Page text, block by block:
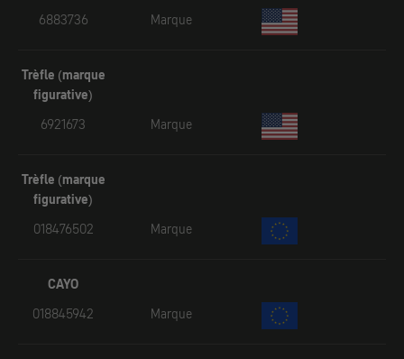
6883736
Marque
Trèfle (marque
figurative)
6921673
Marque
Trèfle (marque
figurative)
018476502
Marque
CAYO
018845942
Marque